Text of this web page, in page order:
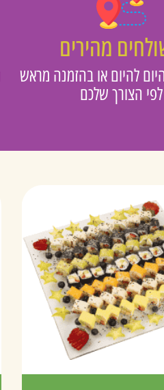
מהירים
להיום או בהזמנה מראש
לפי הצורך שלכם